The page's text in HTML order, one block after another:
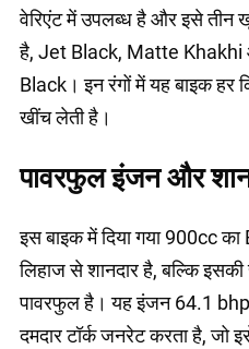
वेरिएंट में उपलब्ध है और इसे तीन
है, Jet Black, Matte
Black। इन रंगों में यह बाइक हर
खींच लेती है।
पावरफुल इंजन और
इस बाइक में दिया गया 900cc
लिहाज से शानदार है, बल्कि
पावरफुल है। यह इंजन 64.1
दमदार टॉर्क जनरेट करता है,